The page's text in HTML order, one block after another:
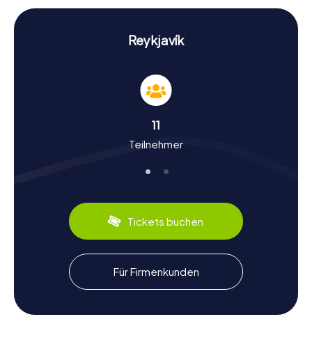
kniffliges Rätsel lösen. Ein weiterer Höhepunkt eurer
Schnitzeljagd in Reykjavík ist der Besuch des
Þjóðminjasafn Íslands, dem Nationalmuseum Islands, wo ihr
in die Geschichte des Landes eintauchen könnt. Diese
eurer Entdeckungstour durch Reykjavík.
Geschichte und Kultur bei der Schnitzeljagd in
Die myCityHunt Schnitzeljagden in Reykjavík sind nicht nur
Geschichte und Kultur der Stadt. Reykjavík, was übersetzt
ersten Siedlern gegründet. Während eurer Schnitzeljagd
erfahrt ihr mehr über die Entwicklung der Stadt von einer
kleinen Siedlung zu einer pulsierenden Hauptstadt.
Wusstet ihr, dass Reykjavík im Jahr 1786 zur Stadt erhoben
wurde? Oder dass die Stadt 1972 Gastgeber der
berühmten Schachweltmeisterschaft zwischen Bobby
Fischer und Boris Spasski war? Neben historischen Fakten
lernt ihr auch die kulinarischen Spezialitäten der Stadt
kennen, wie zum Beispiel den traditionellen isländischen
Reykjavík
11
Teilnehmer
Tickets buchen
Für Firmenkunden